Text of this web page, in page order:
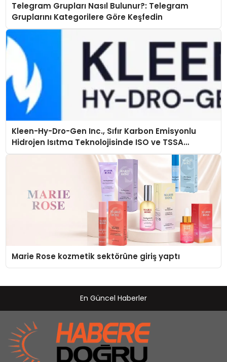
Telegram Grupları Nasıl Bulunur?: Telegram
Gruplarını Kategorilere Göre Keşfedin
Kleen-Hy-Dro-Gen Inc., Sıfır Karbon Emisyonlu
Hidrojen Isıtma Teknolojisinde ISO ve TSSA
Düzenleyici Onaylarını Aldı
Marie Rose kozmetik sektörüne giriş yaptı
En Güncel Haberler